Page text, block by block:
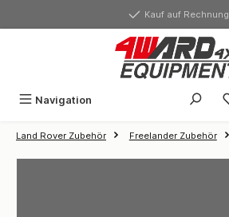
Kauf auf Rechnung
Navigation
Land Rover Zubehör Freelander Zubehör